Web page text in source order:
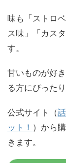
味も「ストロ
ス味」「カス
す。
甘いものが好
る方にぴった
公式サイト（
ット！ ）から
きます。